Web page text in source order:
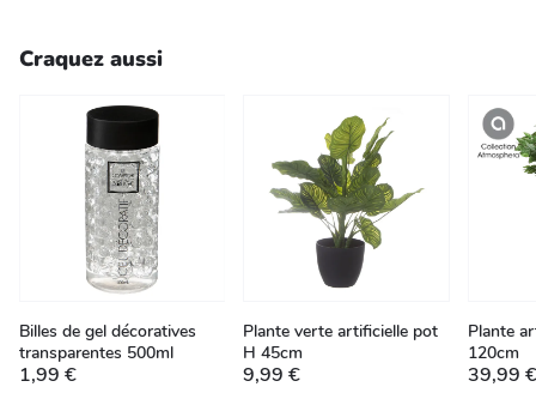
Craquez aussi
Billes de gel décoratives
transparentes 500ml
1,99 €
Plante verte artificielle pot
H 45cm
9,99 €
Plante
120cm
39,99 €